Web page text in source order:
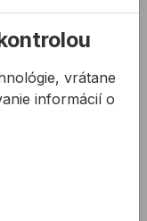
vrátane
informácií o